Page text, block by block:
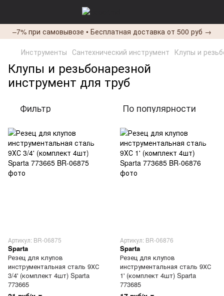
–7% при самовывозе • Бесплатная доставка от 500 руб →
Инструменты Сантехнический инструмент Клупы и
Клупы и резьбонарезной
инструмент для труб
Фильтр По популярности
Артикул: BR-06875
Sparta
Резец для клупов
инструментальная сталь 9ХС
3/4' (комплект 4шт) Sparta
773665
Артикул: BR-06876
Sparta
Резец для клупов
инструментальная сталь 9ХС
1' (комплект 4шт) Sparta
773685